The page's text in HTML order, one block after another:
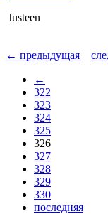
Justeen
← предыдущая
←
322
323
324
325
326
327
328
329
330
последняя